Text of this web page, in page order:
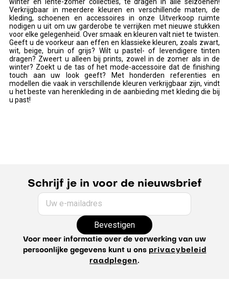
Verkrijgbaar in meerdere kleuren en verschillende maten, de
kleding, schoenen en accessoires in onze Uitverkoop ruimte
nodigen u uit om uw garderobe te verrijken met nieuwe stukken
voor elke gelegenheid. Over smaak en kleuren valt niet te twisten.
Geeft u de voorkeur aan effen en klassieke kleuren, zoals zwart,
wit, beige, bruin of grijs? Wilt u pastel- of levendigere tinten
dragen? Zweert u alleen bij prints, zowel in de zomer als in de
winter? Zoekt u de tas of het mode-accessoire dat de finishing
touch aan uw look geeft? Met honderden referenties en
modellen die vaak in verschillende kleuren verkrijgbaar zijn, vindt
u het beste van herenkleding in de aanbieding met kleding die bij
u past!
Schrijf je in voor de nieuwsbrief
Uw e-mailadres
Bevestigen
Voor meer informatie over de verwerking van uw
persoonlijke gegevens kunt u ons privacybeleid
raadplegen.